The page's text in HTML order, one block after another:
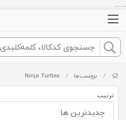
... ...
/ برچسب‌ها /
Ninja Turtles
ترتیب